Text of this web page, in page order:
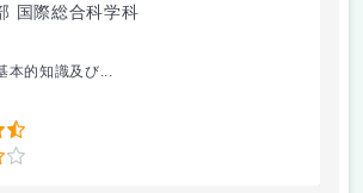
国際総合科学科
本的知識及び...